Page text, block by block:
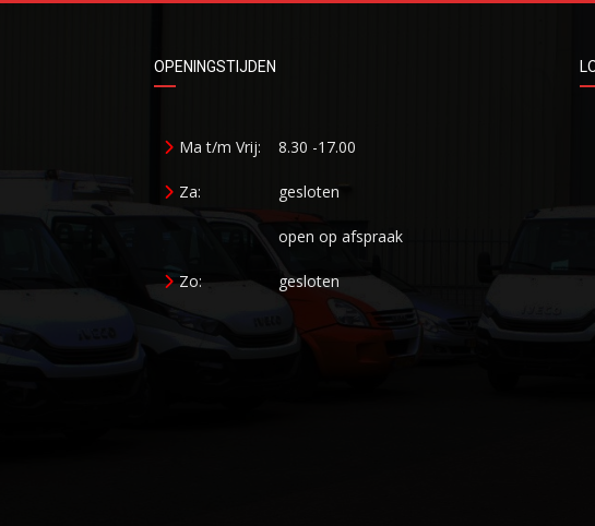
OPENINGSTIJDEN
Ma t/m Vrij: 8.30 -17.00
Za: gesloten
open op afspraak
Zo: gesloten